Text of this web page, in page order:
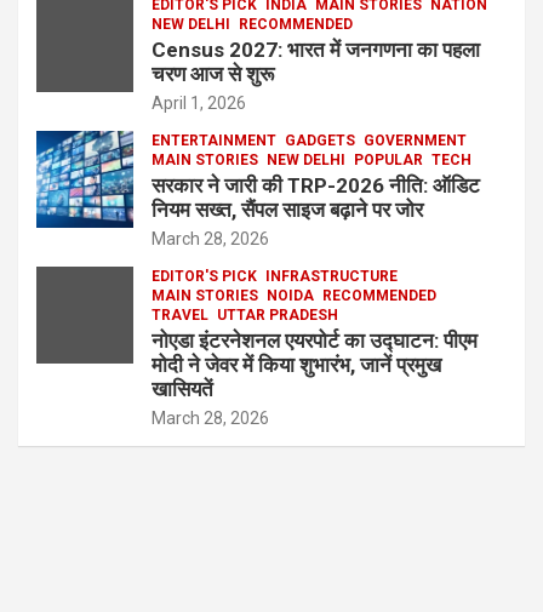
EDITOR'S PICK INDIA MAIN STORIES
NATION
NEW DELHI
RECOMMENDED
Census 2027: भारत में जनगणना का पहला
चरण आज से शुरू
April 1, 2026
ENTERTAINMENT GADGETS GOVERNMENT
MAIN STORIES NEW DELHI POPULAR TECH
सरकार ने जारी की TRP-2026 नीति: ऑडिट
नियम सख्त, सैंपल साइज बढ़ाने पर जोर
March 28, 2026
EDITOR'S PICK INFRASTRUCTURE
MAIN STORIES NOIDA RECOMMENDED
TRAVEL UTTAR PRADESH
नोएडा इंटरनेशनल एयरपोर्ट का उद्घाटन: पीएम
मोदी ने जेवर में किया शुभारंभ, जानें प्रमुख
खासियतें
March 28, 2026